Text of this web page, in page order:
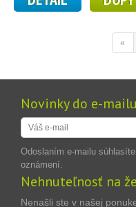
«
Novinky do e-mailu
Odoslaním e-mailu
oznámení.
Nehnuteľnosť na
Nenašli ste v našej